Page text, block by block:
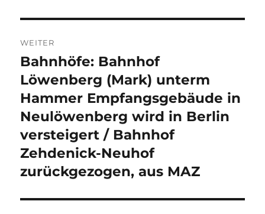
WEITER
Nächster
Beitrag:
Bahnhöfe: Bahnhof
Löwenberg (Mark) unterm
Hammer Empfangsgebäude in
Neulöwenberg wird in Berlin
versteigert / Bahnhof
Zehdenick-Neuhof
zurückgezogen, aus MAZ